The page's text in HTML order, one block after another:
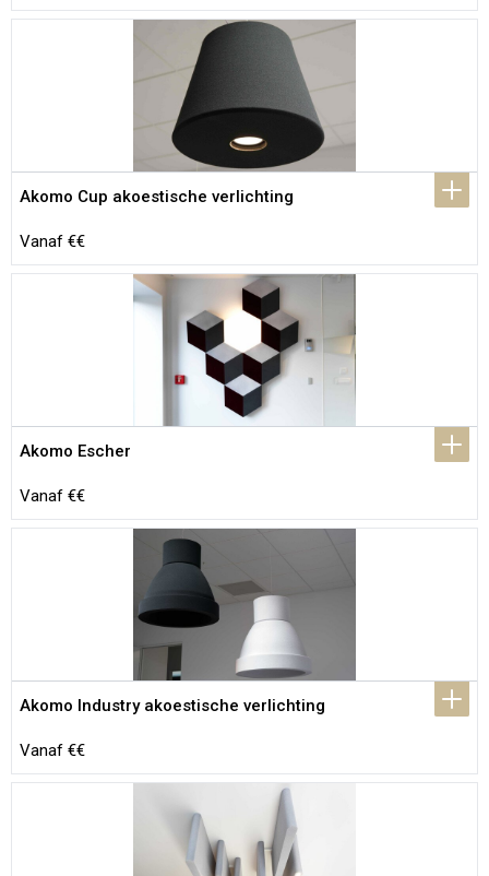
Akomo Cup akoestische verlichting
Vanaf €€
Akomo Escher
Vanaf €€
Akomo Industry akoestische verlichting
Vanaf €€